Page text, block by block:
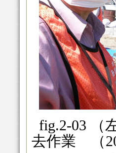
fig.2-03
去作業 （